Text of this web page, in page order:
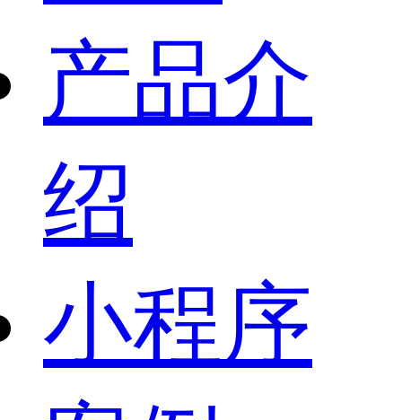
产品介
绍
小程序